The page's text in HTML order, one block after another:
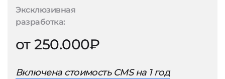
Эксклюзивная
разработка:
от 250.000₽
Включена стоимость CMS на 1 год